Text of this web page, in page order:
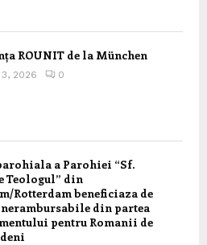
ROUNIT de la München
2026 0
a Parohiei “Sf.
Teologul” din
Rotterdam beneficiaza de
din partea
pentru Romanii de